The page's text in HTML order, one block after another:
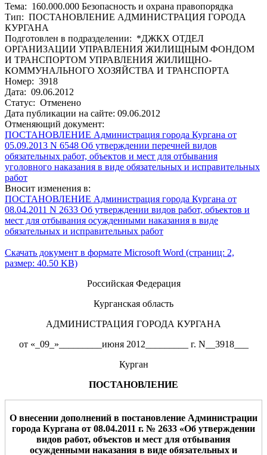
Тема: 160.000.000 Безопасность и охрана правопорядка
Тип: ПОСТАНОВЛЕНИЕ АДМИНИСТРАЦИЯ ГОРОДА
КУРГАНА
Подготовлен в подразделении: *ДЖКХ ОТДЕЛ
ОРГАНИЗАЦИИ УПРАВЛЕНИЯ ЖИЛИЩНЫМ ФОНДОМ
И ТРАНСПОРТОМ УПРАВЛЕНИЯ ЖИЛИЩНО-
КОММУНАЛЬНОГО ХОЗЯЙСТВА И ТРАНСПОРТА
Номер: 3918
Дата: 09.06.2012
Статус: Отменено
Дата публикации на сайте: 09.06.2012
Отменяющий документ:
ПОСТАНОВЛЕНИЕ Администрация города Кургана от
05.09.2013 N 6548 Об утверждении перечней видов
обязательных работ, объектов и мест для отбывания
уголовного наказания в виде обязательных и исправительных
работ
Вносит изменения в:
ПОСТАНОВЛЕНИЕ Администрация города Кургана от
08.04.2011 N 2633 Об утверждении видов работ, объектов и
мест для отбывания осужденными наказания в виде
обязательных и исправительных работ
Скачать документ в формате Microsoft Word (страниц: 2,
размер: 40.50 KB)
Российская Федерация
Курганская область
АДМИНИСТРАЦИЯ ГОРОДА КУРГАНА
от «_09_»_________июня 2012_________ г. N__3918___
Курган
ПОСТАНОВЛЕНИЕ
О внесении дополнений в постановление Администрации
города Кургана от 08.04.2011 г. № 2633 «Об утверждении
видов работ, объектов и мест для отбывания
осужденными наказания в виде обязательных и